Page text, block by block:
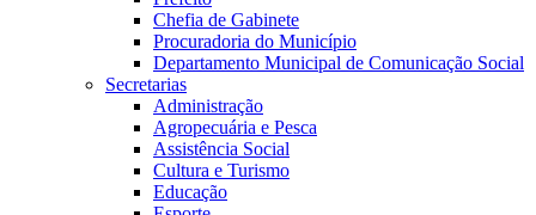
Chefia de Gabinete
Procuradoria do Município
Departamento Municipal de Comunicação Social
Secretarias
Administração
Agropecuária e Pesca
Assistência Social
Cultura e Turismo
Educação